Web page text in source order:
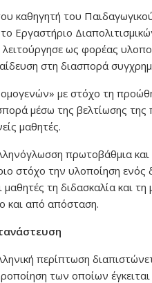
καθηγητή του
Εργαστήριο
ως φορέας
στη διασπορά
με στόχο τη
μέσω της βελτίωσης
μαθητές.
πρωτοβάθμια και
στόχο την υλοποίηση ενός
μαθητές τη διδασκαλία και
και από απόσταση.
περίπτωση
των οποίων έγκειται